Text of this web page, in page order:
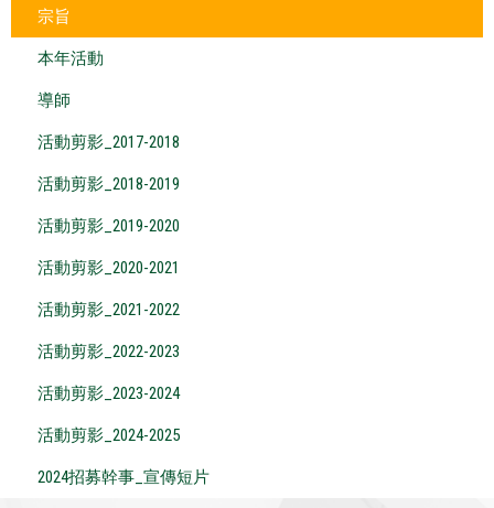
宗旨
本年活動
導師
活動剪影_2017-2018
活動剪影_2018-2019
活動剪影_2019-2020
活動剪影_2020-2021
活動剪影_2021-2022
活動剪影_2022-2023
活動剪影_2023-2024
活動剪影_2024-2025
2024招募幹事_宣傳短片